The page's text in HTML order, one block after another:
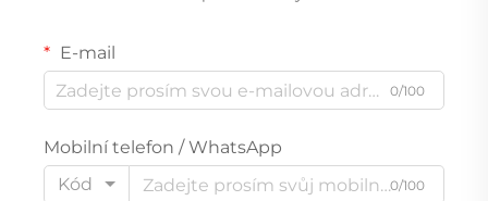
E-mail
0/100
Mobilní telefon / WhatsApp
Kód
0/100